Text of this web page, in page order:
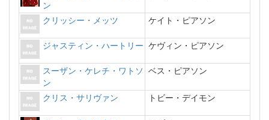
ン
クリッシー・メッツ ケイト・ピアソン
ジャスティン・ハートリー ケヴィン・ピアソン
スーザン・ケレチ・ワトソ
ン
ベス・ピアソン
クリス・サリヴァン トビー・デイモン